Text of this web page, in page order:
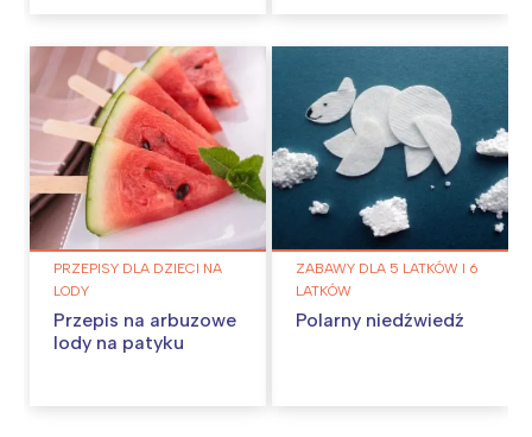
PRZEPISY DLA DZIECI NA
LODY
Przepis na arbuzowe
lody na patyku
ZABAWY DLA 5 LATKÓW I 6
LATKÓW
Polarny niedźwiedź